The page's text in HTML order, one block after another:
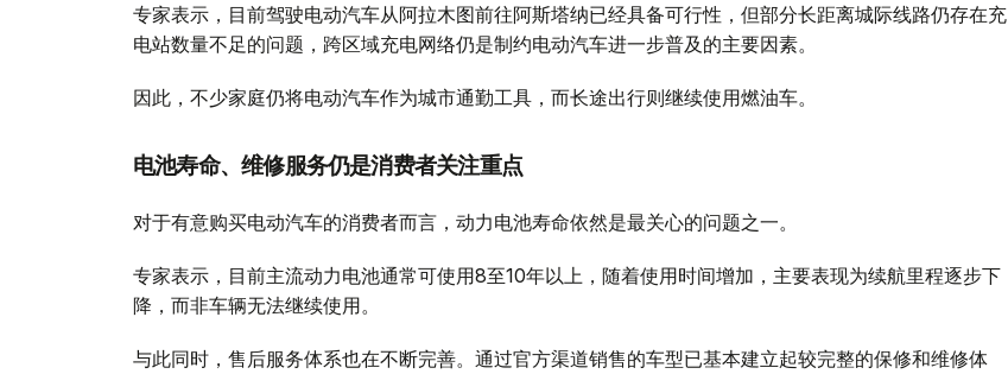
专家表示，目前驾驶电动汽车从阿拉木图前往阿斯塔纳已经具备可行性，但部分长距离城际线路仍存在充
电站数量不足的问题，跨区域充电网络仍是制约电动汽车进一步普及的主要因素。
因此，不少家庭仍将电动汽车作为城市通勤工具，而长途出行则继续使用燃油车。
电池寿命、维修服务仍是消费者关注重点
对于有意购买电动汽车的消费者而言，动力电池寿命依然是最关心的问题之一。
专家表示，目前主流动力电池通常可使用8至10年以上，随着使用时间增加，主要表现为续航里程逐步下
降，而非车辆无法继续使用。
与此同时，售后服务体系也在不断完善。通过官方渠道销售的车型已基本建立起较完整的保修和维修体